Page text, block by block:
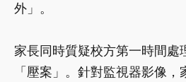
外」。
家長同時質疑校方第一時間處
「壓案」。針對監視器影像